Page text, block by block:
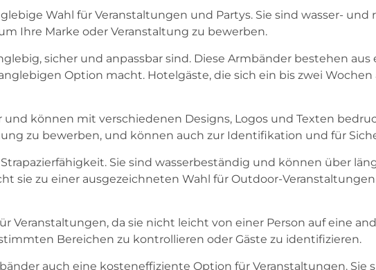
Wahl für Veranstaltungen und Partys. Sie sind wasser-
Ihre Marke oder Veranstaltung zu bewerben.
sicher und anpassbar sind. Diese Armbänder bestehen
Option macht. Hotelgäste, die sich ein bis zwei
können mit verschiedenen Designs, Logos und Texten
zu bewerben, und können auch zur Identifikation und für
Sie sind wasserbeständig und können über
sie zu einer ausgezeichneten Wahl für Outdoor-
Veranstaltungen, da sie nicht leicht von einer Person auf eine
Bereichen zu kontrollieren oder Gäste zu identifizieren.
auch eine kosteneffiziente Option für Veranstaltungen. Sie